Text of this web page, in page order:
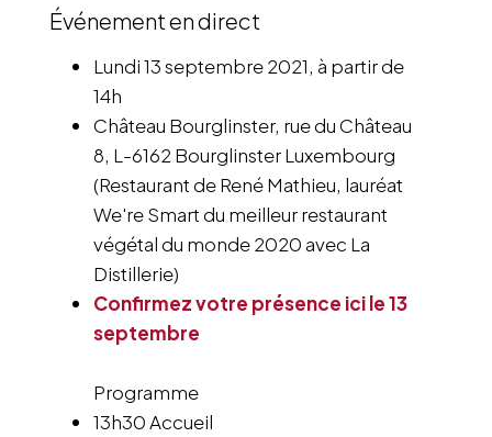
Événement en direct
Lundi 13 septembre 2021, à partir de
14h
Château Bourglinster, rue du Château
8, L-6162 Bourglinster Luxembourg
​(Restaurant de René Mathieu, lauréat
We're Smart du meilleur restaurant
végétal du monde 2020 avec La
Distillerie)
Confirmez votre présence ici le 13
septembre
​Programme
13h30 Accueil